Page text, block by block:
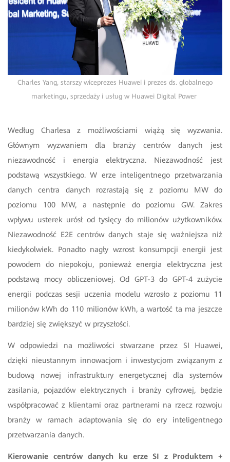
Charles Yang, starszy wiceprezes Huawei i prezes ds. globalnego
marketingu, sprzedaży i usług w Huawei Digital Power
Według Charlesa z możliwościami wiążą się wyzwania.
Głównym wyzwaniem dla branży centrów danych jest
niezawodność i energia elektryczna. Niezawodność jest
podstawą wszystkiego. W erze inteligentnego przetwarzania
danych centra danych rozrastają się z poziomu MW do
poziomu 100 MW, a następnie do poziomu GW. Zakres
wpływu usterek urósł od tysięcy do milionów użytkowników.
Niezawodność E2E centrów danych staje się ważniejsza niż
kiedykolwiek. Ponadto nagły wzrost konsumpcji energii jest
powodem do niepokoju, ponieważ energia elektryczna jest
podstawą mocy obliczeniowej. Od GPT-3 do GPT-4 zużycie
energii podczas sesji uczenia modelu wzrosło z poziomu 11
milionów kWh do 110 milionów kWh, a wartość ta ma jeszcze
bardziej się zwiększyć w przyszłości.
W odpowiedzi na możliwości stwarzane przez SI Huawei,
dzięki nieustannym innowacjom i inwestycjom związanym z
budową nowej infrastruktury energetycznej dla systemów
zasilania, pojazdów elektrycznych i branży cyfrowej, będzie
współpracować z klientami oraz partnerami na rzecz rozwoju
branży w ramach adaptowania się do ery inteligentnego
przetwarzania danych.
Kierowanie centrów danych ku erze SI z Produktem +